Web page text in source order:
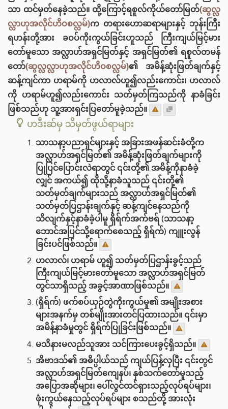
သာ ထင်မှတ်နေခဲ့သည်။ ထို့ကြောင့်ရစူလ်ကိုယ်တော်မြတ်(ဆွလ္လ
လ္လာဟုအလိုင်ဟိဝစလ္လမ်)က တရားဟောဆရာများနှင့် ဘုန်းကြီး
ရဟန်းတို့အား ခဝပ်ကိုးကွယ်ခြင်းဟူသည် ကြီးကျယ်မြင့်မား
တော်မူသော အလ္လာဟ်အရှင်မြတ်နှင့် အရှင်မြတ်၏ ရစူလ်တမန်
တော်(ဆွလ္လလ္လာဟုအလိုင်ဟိဝစလ္လမ်)၏ အမိန့်ဆုံးဖြတ်ချက်နှင့်
ဆန့်ကျင်ကာ ဟရာမ်ကို ဟလာလ်ဟူ၍လည်းကောင်း၊ ဟလာလ်
ကို ဟရာမ်ဟူ၍လည်းကောင်း သတ်မှတ်ကြသည်ကို နာခံခြင်း
ဖြစ်သည်ဟု သူ့အားရှင်းပြတော်မူခဲ့သည်။
ဟဒီးဆ်မှ သိမှတ်ဖွယ်ရာများ
သာသနာ့ပညာရှင်များနှင့် အခြားအဖန်ဆင်းခံတို့က
အလ္လာဟ်အရှင်မြတ်၏ အမိန့်ဆုံးဖြတ်ချက်များကို
ပြုပြင်ပြောင်းလဲရာတွင် ၎င်းတို့၏ အမိန့်ကိုနာခံခဲ့
လျှင် အကယ်၍ ထိုသို့နာခံသူသည် ၎င်းတို့၏
သတ်မှတ်ချက်များသည် အလ္လာဟ်အရှင်မြတ်၏
သတ်မှတ်ပြဌာန်းချက်နှင့် ဆန့်ကျင်နေသည်ကို
သိလျက်နှင့်နာခံခဲ့ပါမူ ရှိရ်က်အက်ဗရ် (သာသနာ့
ဘောင်အပြင်သို့ရောက်စေသည့် ရှိရ်က်) ကျူးလွန်
ခြင်းပင်ဖြစ်သည်။
ဟလာလ်၊ ဟရာမ် ဟူ၍ သတ်မှတ်ပြဌာန်းခွင့်သည်
ကြီးကျယ်မြင့်မားတော်မူသော အလ္လာဟ်အရှင်မြတ်
တွင်သာရှိသည့် အခွင့်အာဏာဖြစ်သည်။
(ရှိရ်က်) ဖက်စပ်ယှဉ်တွဲကိုးကွယ်မှု၏ အမျိုးအစား
များအနက်မှ တစ်မျိုးအားတင်ပြထားသည်။ ၎င်းမှာ
အမိန့်နာခံမှုတွင် ရှိရ်က်ပြုခြင်းဖြစ်သည်။
မသိနားမလည်သူအား သင်ကြားပေးခွင့်ရှိသည်။
အိဗာဒသ်၏ အဓိပ္ပါယ်သည် ကျယ်ပြန့်လှပြီး ၎င်းတွင်
အလ္လာဟ်အရှင်မြတ်ကျေနပ်၊ နှစ်သက်တော်မူသည့်
အပြောအဆိုများ၊ ပေါ်လွင်ထင်ရှားသည့်လုပ်ရပ်များ၊
ဖုံးကွယ်နေသည့်လုပ်ရပ်များ စသည်တို့ အားလုံး